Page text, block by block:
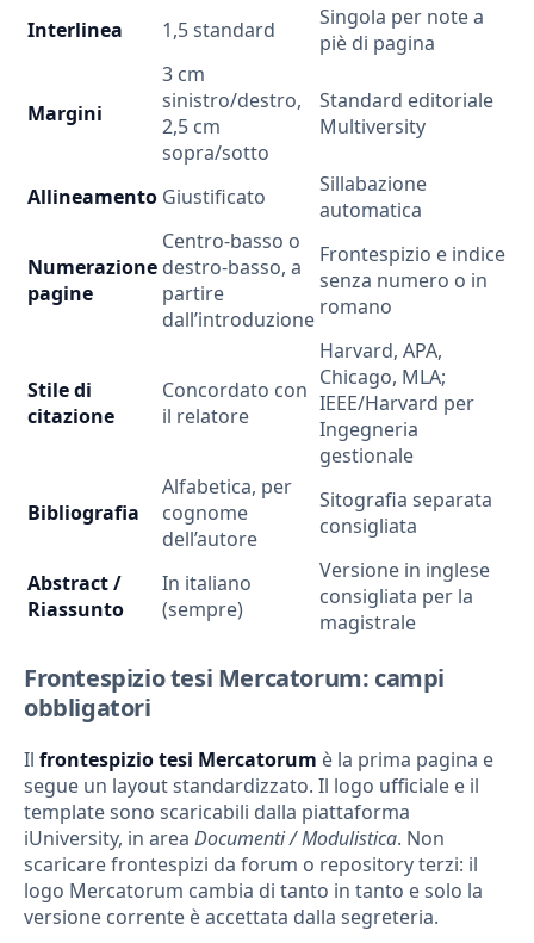
Interlinea 1,5 standard
Singola per note a
piè di pagina
Margini
3 cm
sinistro/destro,
2,5 cm
sopra/sotto
Standard editoriale
Multiversity
Allineamento Giustificato
Sillabazione
automatica
Numerazione
pagine
Centro-basso o
destro-basso, a
partire
dall’introduzione
Frontespizio e indice
senza numero o in
romano
Stile di
citazione
Concordato con
il relatore
Harvard, APA,
Chicago, MLA;
IEEE/Harvard per
Ingegneria
gestionale
Bibliografia
Alfabetica, per
cognome
dell’autore
Sitografia separata
consigliata
Abstract /
Riassunto
In italiano
(sempre)
Versione in inglese
consigliata per la
magistrale
Frontespizio tesi Mercatorum: campi
obbligatori
Il frontespizio tesi Mercatorum è la prima pagina e
segue un layout standardizzato. Il logo ufficiale e il
template sono scaricabili dalla piattaforma
iUniversity, in area Documenti / Modulistica. Non
scaricare frontespizi da forum o repository terzi: il
logo Mercatorum cambia di tanto in tanto e solo la
versione corrente è accettata dalla segreteria.